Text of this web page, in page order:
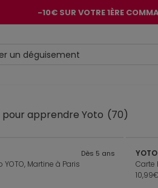
-10€ SUR VOTRE 1ÈRE
-10€ SUR VOTRE 1ÈRE
apprendre Yoto (70)
Dès 5 ans
Martine à Paris
YOTO
Carte
10,99€